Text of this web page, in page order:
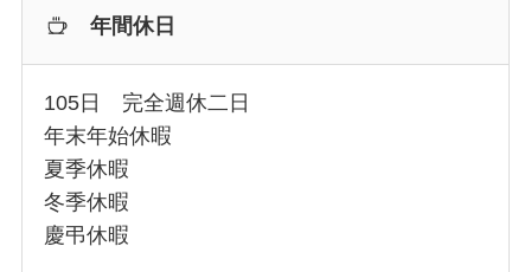
年間休日
105日 完全週休二日
年末年始休暇
夏季休暇
冬季休暇
慶弔休暇